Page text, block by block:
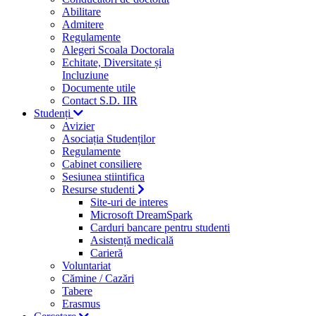
Abilitare
Admitere
Regulamente
Alegeri Scoala Doctorala
Echitate, Diversitate și
Incluziune
Documente utile
Contact S.D. IIR
Studenți
Avizier
Asociația Studenților
Regulamente
Cabinet consiliere
Sesiunea stiintifica
Resurse studenti
Site-uri de interes
Microsoft DreamSpark
Carduri bancare pentru studenti
Asistență medicală
Carieră
Voluntariat
Cămine / Cazări
Tabere
Erasmus